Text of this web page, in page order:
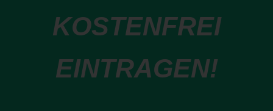
KOSTENFREI
EINTRAGEN!